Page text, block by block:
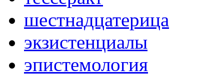
шестнадцатерица
экзистенциалы
эпистемология